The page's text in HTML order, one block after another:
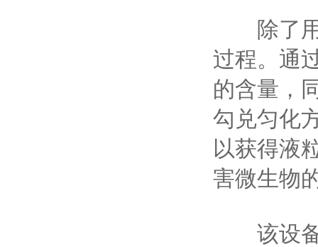
除了用
过程。通
的含量，
勾兑匀化
以获得液
害微生物
该设备